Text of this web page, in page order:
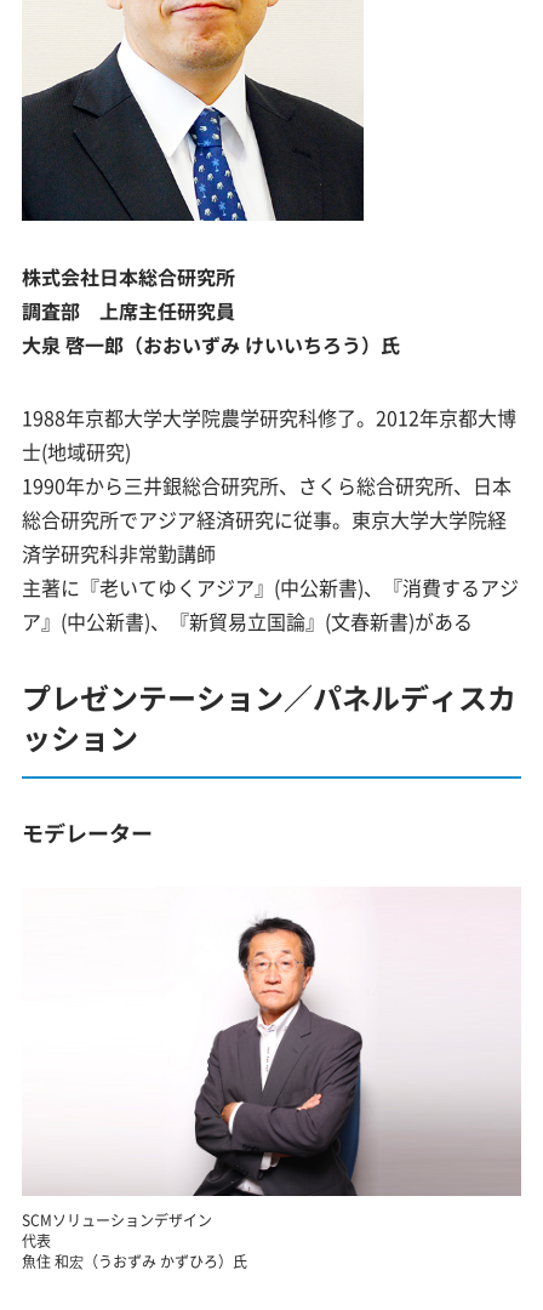
株式会社日本総合研究所
調査部 上席主任研究員
大泉 啓一郎（おおいずみ けいいちろう）氏
1988年京都大学大学院農学研究科修了。2012年京都大博
士(地域研究)
1990年から三井銀総合研究所、さくら総合研究所、日本
総合研究所でアジア経済研究に従事。東京大学大学院経
済学研究科非常勤講師
主著に『老いてゆくアジア』(中公新書)、『消費するアジ
ア』(中公新書)、『新貿易立国論』(文春新書)がある
プレゼンテーション／パネルディスカ
ッション
モデレーター
SCMソリューションデザイン
代表
魚住 和宏（うおずみ かずひろ）氏